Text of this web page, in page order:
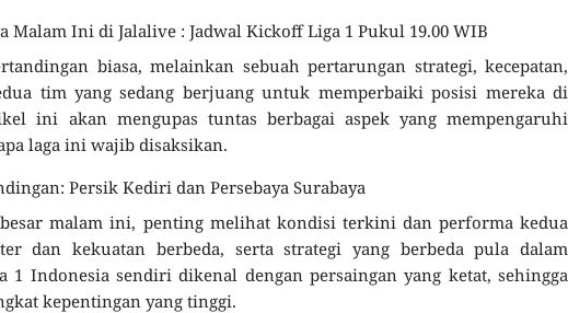
Malam Ini di Jalalive : Jadwal Kickoff Liga 1 Pukul 19.00 WIB
biasa, melainkan sebuah pertarungan strategi, kecepatan,
tim yang sedang berjuang untuk memperbaiki posisi mereka di
ini akan mengupas tuntas berbagai aspek yang mempengaruhi
laga ini wajib disaksikan.
Persik Kediri dan Persebaya Surabaya
malam ini, penting melihat kondisi terkini dan performa kedua
dan kekuatan berbeda, serta strategi yang berbeda pula dalam
1 Indonesia sendiri dikenal dengan persaingan yang ketat, sehingga
kepentingan yang tinggi.